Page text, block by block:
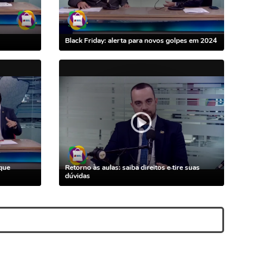
Black Friday: alerta para novos golpes em 2024
Retorno às aulas: saiba direitos e tire suas
dúvidas